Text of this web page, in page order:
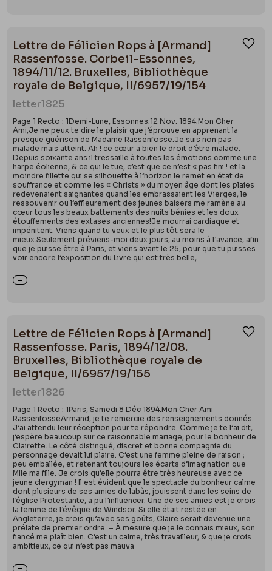
Lettre de Félicien Rops à [Armand]
Rassenfosse. Corbeil-Essonnes,
1894/11/12. Bruxelles, Bibliothèque
royale de Belgique, II/6957/19/154
letter1825
Page 1 Recto : 1Demi-Lune, Essonnes.12 Nov. 1894.Mon Cher
Ami,Je ne peux te dire le plaisir que j’éprouve en apprenant la
presque guérison de Madame Rassenfosse.Je suis non pas
malade mais atteint. Ah ! ce cœur a bien le droit d’être malade.
Depuis soixante ans il tressaille à toutes les émotions comme une
harpe éolienne, & ce qui le tue, c’est que ce n’est « pas fini ! et la
moindre fillette qui se silhouette à l’horizon le remet en état de
souffrance et comme les « Christs » du moyen âge dont les plaies
redevenaient saignantes quand les embrassaient les Vierges, le
ressouvenir ou l’effleurement des jeunes baisers me ramène au
cœur tous les beaux battements des nuits bénies et les doux
étouffements des extases anciennes!Je mourrai cardiaque et
impénitent. Viens quand tu veux et le plus tôt sera le
mieux.Seulement préviens-moi deux jours, au moins à l’avance, afin
que je puisse être à Paris, et viens avant le 25, pour que tu puisses
voir encore l’exposition du Livre qui est très belle,
Lettre de Félicien Rops à [Armand]
Rassenfosse. Paris, 1894/12/08.
Bruxelles, Bibliothèque royale de
Belgique, II/6957/19/155
letter1826
Page 1 Recto : 1Paris, Samedi 8 Déc 1894.Mon Cher Ami
RassenfosseArmand, je te remercie des renseignements donnés.
J’ai attendu leur réception pour te répondre. Comme je te l’ai dit,
j’espère beaucoup sur ce raisonnable mariage, pour le bonheur de
Clairette. Le côté distingué, discret et bonne compagnie du
personnage devait lui plaire. C’est une femme pleine de raison ;
peu emballée, et retenant toujours les écarts d’imagination que
Mlle ma fille. Je crois qu’elle pourra être très heureuse avec ce
jeune clergyman ! Il est évident que le spectacle du bonheur calme
dont plusieurs de ses amies de labàs, jouissent dans les seins de
l’église Protestante, a pu l’influencer. Une de ses amies est je crois
la femme de l’évêque de Windsor. Si elle était restée en
Angleterre, je crois qu’avec ses goûts, Claire serait devenue une
prélate de premier ordre. – À mesure que je le connais mieux, son
fiancé me plaît bien. C’est un calme, très travailleur, & que je crois
ambitieux, ce qui n’est pas mauva